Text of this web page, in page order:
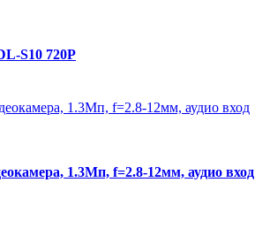
S10 720P
1.3Мп, f=2.8-12мм, аудио вход